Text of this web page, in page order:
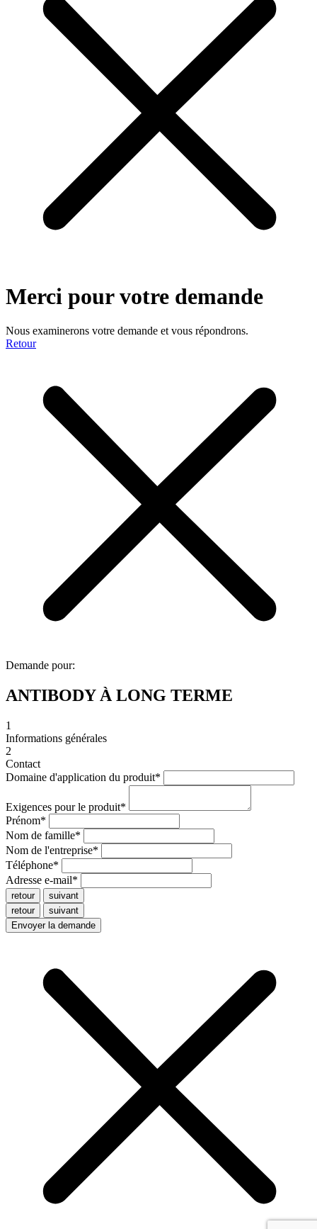
Merci pour votre demande
Nous examinerons votre demande et vous répondrons.
Retour
Demande pour:
ANTIBODY À LONG TERME
1
Informations générales
2
Contact
Domaine d'application du produit*
Exigences pour le produit*
Prénom*
Nom de famille*
Nom de l'entreprise*
Téléphone*
Adresse e-mail*
retour
suivant
retour
suivant
Envoyer la demande